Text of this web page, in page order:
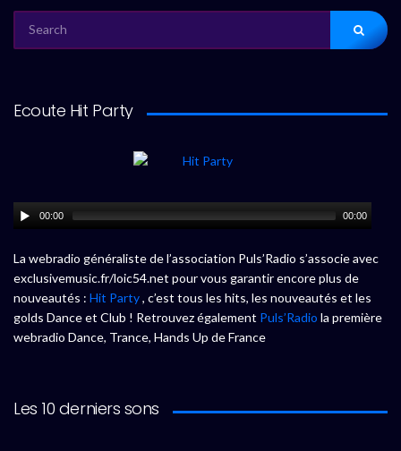
FOR:
Ecoute Hit Party
00:00 00:00
La webradio généraliste de l’association Puls’Radio s’associe avec
exclusivemusic.fr/loic54.net pour vous garantir encore plus de
nouveautés : Hit Party, c’est tous les hits, les nouveautés et les
golds Dance et Club ! Retrouvez également Puls’Radio la première
webradio Dance, Trance, Hands Up de France
Les 10 derniers sons